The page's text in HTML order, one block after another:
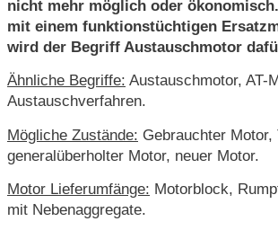
nicht mehr möglich oder
mit einem funktionstüchtigen
wird der Begriff Austauschmotor
Ähnliche Begriffe: Austauschmotor, AT-
Austauschverfahren.
Mögliche Zustände: Gebrauchter
generalüberholter Motor, neuer Motor.
Motor Lieferumfänge: Motorblock,
mit Nebenaggregate.